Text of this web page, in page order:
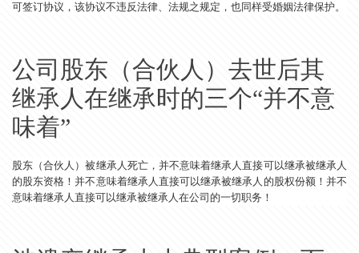
可签订协议，该协议不违反法律、法规之规定，也同样受婚姻法律保护。
公司股东（合伙人）去世后其
继承人在继承时的三个“并不意
味着”
股东（合伙人）被继承人死亡，并不意味着继承人直接可以继承被继承人
的股东资格！并不意味着继承人直接可以继承被继承人的股权份额！并不
意味着继承人直接可以继承被继承人在公司的一切职务！